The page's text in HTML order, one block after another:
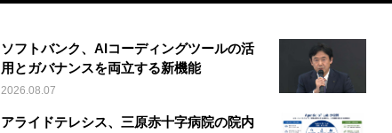
ソフトバンク、AIコーディングツールの活
用とガバナンスを両立する新機能
2026.08.07
アライドテレシス、三原赤十字病院の院内